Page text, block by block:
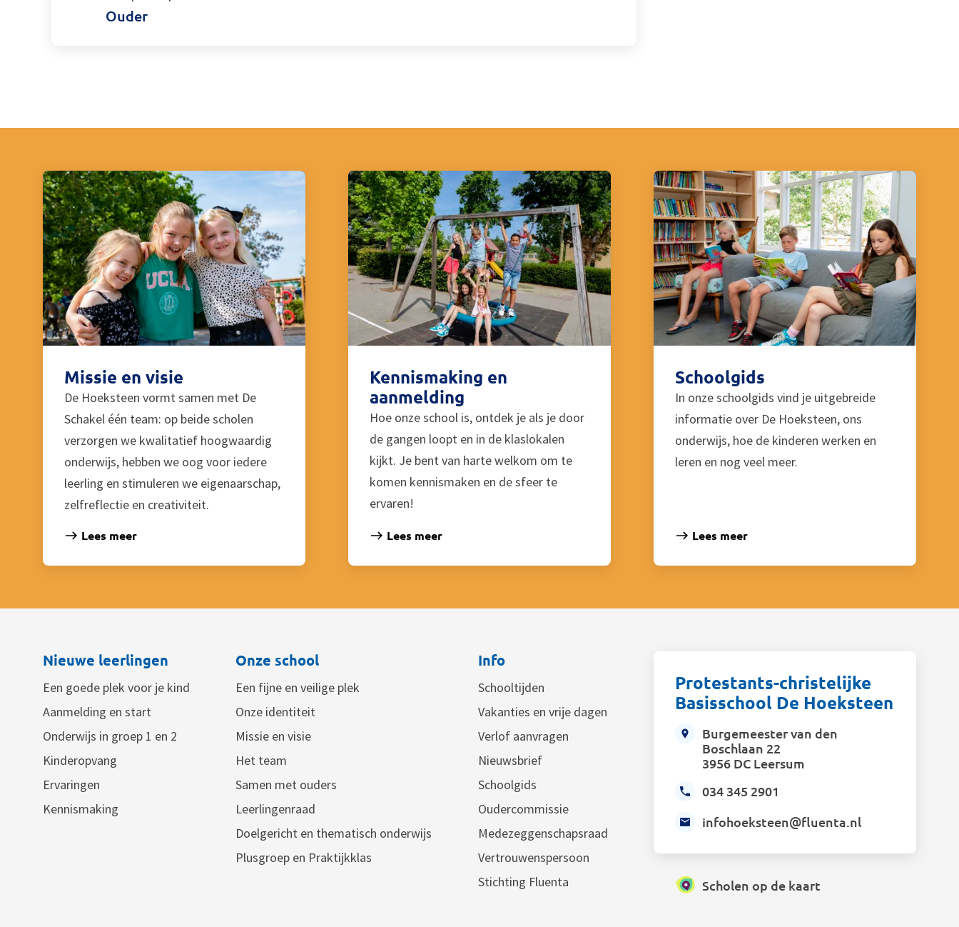
Ouder
Missie en visie
De Hoeksteen vormt samen met De
Schakel één team: op beide scholen
verzorgen we kwalitatief hoogwaardig
onderwijs, hebben we oog voor iedere
leerling en stimuleren we eigenaarschap,
zelfreflectie en creativiteit.
Lees meer
Kennismaking en
aanmelding
Hoe onze school is, ontdek je als je door
de gangen loopt en in de klaslokalen
kijkt. Je bent van harte welkom om te
komen kennismaken en de sfeer te
ervaren!
Lees meer
Schoolgids
In onze schoolgids vind je uitgebreide
informatie over De Hoeksteen, ons
onderwijs, hoe de kinderen werken en
leren en nog veel meer.
Lees meer
Nieuwe leerlingen
Een goede plek voor je kind
Aanmelding en start
Onderwijs in groep 1 en 2
Kinderopvang
Ervaringen
Kennismaking
Onze school
Een fijne en veilige plek
Onze identiteit
Missie en visie
Het team
Samen met ouders
Leerlingenraad
Doelgericht en thematisch onderwijs
Plusgroep en Praktijkklas
Info
Schooltijden
Vakanties en vrije dagen
Verlof aanvragen
Nieuwsbrief
Schoolgids
Oudercommissie
Medezeggenschapsraad
Vertrouwenspersoon
Stichting Fluenta
Protestants-christelijke
Basisschool De Hoeksteen
Burgemeester van den
Boschlaan 22
3956 DC Leersum
034 345 2901
infohoeksteen@fluenta.nl
Scholen op de kaart